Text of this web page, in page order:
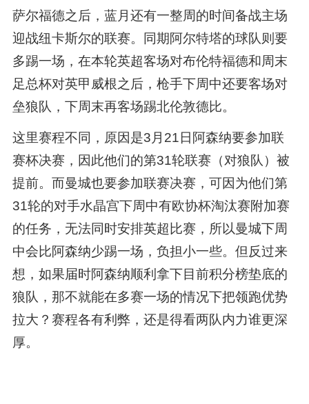
萨尔福德之后，蓝月还有一整周的时间备战主场
迎战纽卡斯尔的联赛。同期阿尔特塔的球队则要
多踢一场，在本轮英超客场对布伦特福德和周末
足总杯对英甲威根之后，枪手下周中还要客场对
垒狼队，下周末再客场踢北伦敦德比。
这里赛程不同，原因是3月21日阿森纳要参加联
赛杯决赛，因此他们的第31轮联赛（对狼队）被
提前。而曼城也要参加联赛决赛，可因为他们第
31轮的对手水晶宫下周中有欧协杯淘汰赛附加赛
的任务，无法同时安排英超比赛，所以曼城下周
中会比阿森纳少踢一场，负担小一些。但反过来
想，如果届时阿森纳顺利拿下目前积分榜垫底的
狼队，那不就能在多赛一场的情况下把领跑优势
拉大？赛程各有利弊，还是得看两队内力谁更深
厚。